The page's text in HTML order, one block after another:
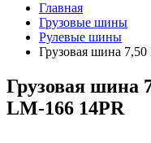
Главная
Грузовые шины
Рулевые шины
Грузовая шина
Грузовая шина
LM-166 14PR